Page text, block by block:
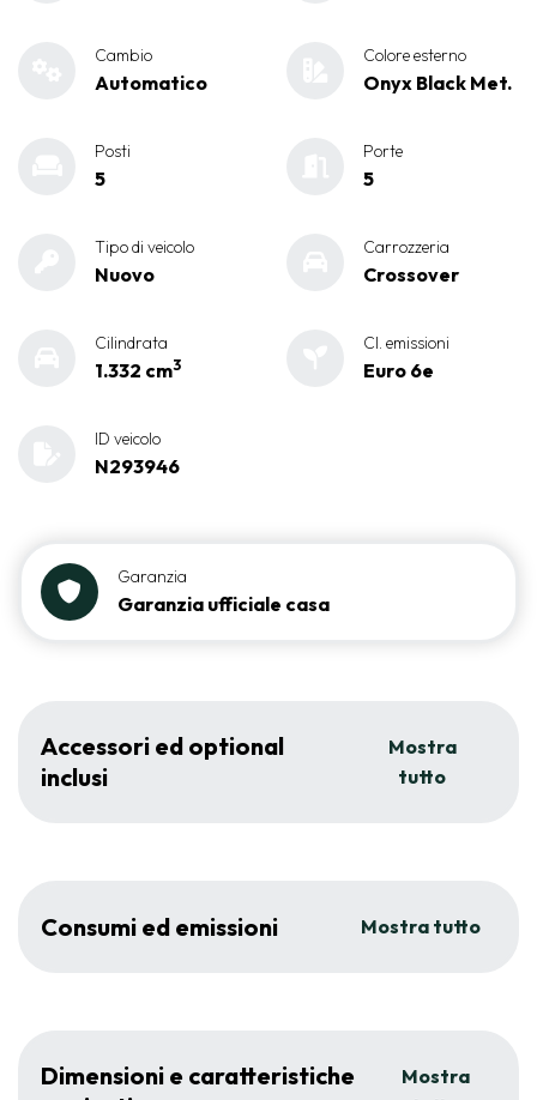
Cambio
Automatico
Colore esterno
Onyx Black Met.
Posti
5
Porte
5
Tipo di veicolo
Nuovo
Carrozzeria
Crossover
Cilindrata
1.332 cm3
Cl. emissioni
Euro 6e
ID veicolo
N293946
Garanzia
Garanzia ufficiale casa
Accessori ed optional
inclusi
Mostra
tutto
Consumi ed emissioni Mostra tutto
Dimensioni e caratteristiche
Mostra